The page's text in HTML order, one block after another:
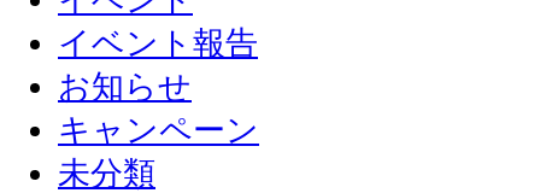
イベント報告
お知らせ
キャンペーン
未分類